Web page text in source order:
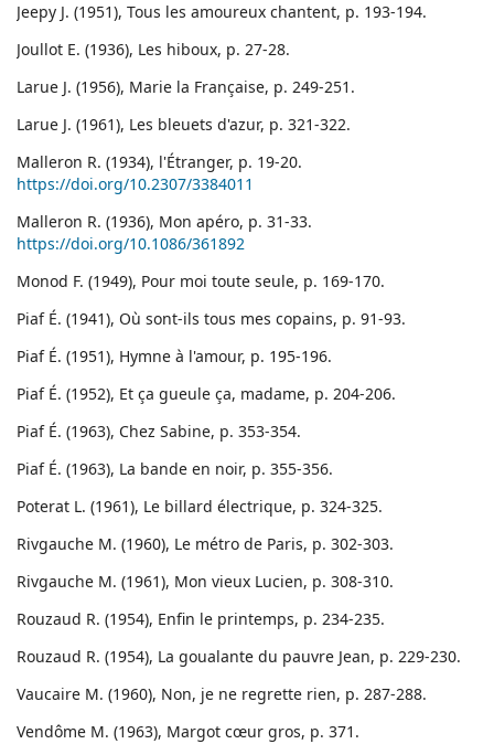
Jeepy J. (1951), Tous les amoureux chantent, p. 193-194.
Joullot E. (1936), Les hiboux, p. 27-28.
Larue J. (1956), Marie la Française, p. 249-251.
Larue J. (1961), Les bleuets d'azur, p. 321-322.
Malleron R. (1934), l'Étranger, p. 19-20.
https://doi.org/10.2307/3384011
Malleron R. (1936), Mon apéro, p. 31-33.
https://doi.org/10.1086/361892
Monod F. (1949), Pour moi toute seule, p. 169-170.
Piaf É. (1941), Où sont-ils tous mes copains, p. 91-93.
Piaf É. (1951), Hymne à l'amour, p. 195-196.
Piaf É. (1952), Et ça gueule ça, madame, p. 204-206.
Piaf É. (1963), Chez Sabine, p. 353-354.
Piaf É. (1963), La bande en noir, p. 355-356.
Poterat L. (1961), Le billard électrique, p. 324-325.
Rivgauche M. (1960), Le métro de Paris, p. 302-303.
Rivgauche M. (1961), Mon vieux Lucien, p. 308-310.
Rouzaud R. (1954), Enfin le printemps, p. 234-235.
Rouzaud R. (1954), La goualante du pauvre Jean, p. 229-230.
Vaucaire M. (1960), Non, je ne regrette rien, p. 287-288.
Vendôme M. (1963), Margot cœur gros, p. 371.